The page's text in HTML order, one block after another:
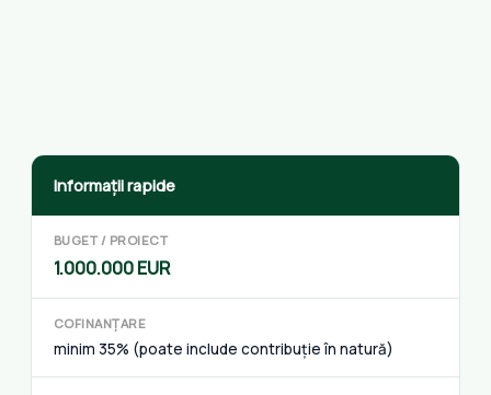
Informații rapide
BUGET / PROIECT
1.000.000 EUR
COFINANȚARE
minim 35% (poate include contribuție în natură)